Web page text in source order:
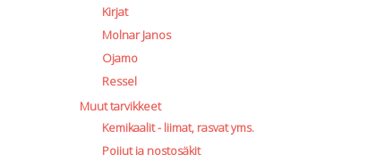
Kirjat
Molnar Janos
Ojamo
Ressel
Muut tarvikkeet
Kemikaalit - liimat, rasvat yms.
Poijut ja nostosäkit